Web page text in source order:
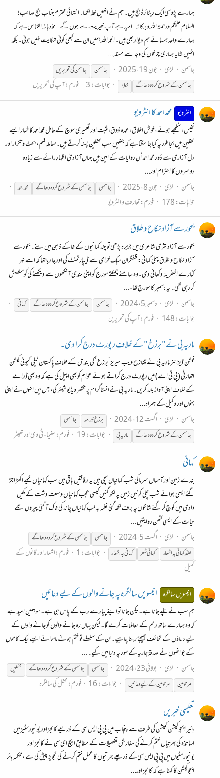
ہمارے پڑوسی ایک ریٹائرڈ جج ہیں۔ ہم نے انھیں خط لکھا۔ انتہائی محترم جناب جج صاحب!
السلام علیکم ورحمتہ اللہ وبرکاتہ۔ امید ہے آپ خیریت سے ہوں گے۔ مؤدبانہ التماس ہے کہ
ہمارے واحد ہمسائے ہم دیوار بھی ہیں۔ الحمد اللہ ہمیں ان سے کبھی کوئی شکایت نہیں ہوئی۔ بلکہ
انھیں شاید ہماری چرخوں کی وجہ سے مسئلہ...
جاسمن
لڑی جون 19، 2025 جاسمن جاسمنکی تحریریں
جاسمنکےشروعکردہدھاگے خط، جوابات: 3 فورم:آپ کی تحریریں
انٹرویو محمد احمد کا انٹرویو
نفیس، سُلجھے ہوئے،خوش اخلاق، عمدہ ذوق، مثبت اور تعمیری سوچ کے حامل محمداحمد کا شمار ایسے
محفلین میں بجا طور پہ کیا جا سکتا ہے کہ جنھیں سب محفلین پسند کرتے ہیں۔معاملہ فہم، بحث و تکرار اور
دل آزاری سے دُور محمد احمد اُن روایات کے امین ہیں جہاں آزادیٔ اظہارِ رائے سے زیادہ
دوسروں کا احترام اور...
جاسمن
لڑی جون 8، 2025 جاسمن جاسمنکےشروعکردہدھاگے محمد احمد
جوابات: 178 فورم:تعارف و انٹرویو
بحور سے آزاد نکاح و طلاق
بحور سے آزاد نثری شاعری میں جزیرہ پڑھی تو چند کہانیوں کے خاکے ذہن میں بنے۔ بحور سے
آزاد نکاح و طلاق پہلی کہانی: ظفگران سبک خرامی سے ڈیپارٹمنٹ کی اور جا رہا تھا کہ اسے نہر
کنارے اظفرینہ دکھائی دی۔ وہ سامنے چمکتے سورج کو اپنی مُندی آنکھوں سے دیکھنے کی کوشش
کر رہی تھی۔ یہ دسمبر کا سورج تھا،...
جاسمن
لڑی دسمبر 5، 2024 جاسمن جاسمنکےشروعکردہدھاگے کہانی
جوابات: 148 فورم:آپ کی تحریریں
ماریہ بی نے "برزخ" کے خلاف رپورٹ درج کرا دی۔
فیشن ڈیزائنر ماریہ بی نے متنازع ویب سیریز ’برزخ‘ کی بندش کے خلاف پاکستان ٹیلی کمیونی کیشن
اتھارٹی (پی ٹی اے) میں رپورٹ درج کراتے ہوئے عوام کو بھی اپیل کی ہے کہ وہ بھی ڈرامے
کے خلاف اپنی آواز بلند کریں۔ ماریہ بی نے انسٹاگرام پر مختصر ویڈیو شیئر کی، جس میں انہوں نے اپنی
بہنوں اور وکیل کے ہمراہ...
جاسمن
لڑی اگست 12، 2024 برزخ ڈرامہ
جاسمن
جاسمنکےشروعکردہدھاگے ماریہ بی جوابات: 19 فورم:سنیما، ٹی وی اور تھیٹر
کہانی
بندے زمین اور آسماں سرما کی شب کہانیاں سچی ہیں یہ رفاقتیں باقی ہیں سب کہانیاں خیمے اکھڑ اجڑ
گئے ایسی ہوائے شب چلی کرنیں زمیں پہ لکھ گئیں کیسی عجب کہانیاں وسعت دشت کے مکیں
وادی میں کوچ کر گئے شاخوں پہ برف لکھ گئی نغمہ بہ لب کہانیاں چاند کی خاک آ گئی پیروں تلے
حیات کے ایسی کٹھن روایتیں...
جاسمن
لڑی اگست 5، 2024 جاسمن جاسمنکےشروعکردہدھاگے
لفظ کہانی پہ اشعار
کہانی شعر کہانی پہ اشعار جوابات: 1 فورم:اشعار اور گانوں کے
کھیل
انیسویں سالگرہ انیسویں سالگرہ پہ جانے والوں کے لیے دعائیں
ہم سب نے چلے جانا ہے۔ لیکن جانا تو اپنے پیارے رب کے پاس ہی ہے۔ سو ہمیں امید ہے
کہ وہ ہمارے ساتھ رحم کے معاملات کرے گا۔ لیکن یہاں رہ جانے والوں کو جانے والوں کے
لیے دعاؤں کے تحائف بھیجتے رہنا چاہیے۔ ان کے سلسلے تو ختم ہوئے ماسوائے ایسے نیک کاموں
کے جو انھوں نے صدقۂ جاریہ کے طور پہ دنیا میں کیے۔...
جاسمن
لڑی جولائی 23، 2024 جاسمن جاسمنکےشروعکردہدھاگے
محفلیں
مرحومین
مرحومینکےلیے دعائیں جوابات: 16 فورم:محفل کی سالگرہ
تعلیمی خبریں
ہائیر ایجو کیشن کمیشن کی طرف سے پنجاب میں پی پی ایس سی کے ذریعے کالجز اور یونیورسٹیزمیں
اساتذہ کی بھرتیاں ختم کرنے کی سفارش تفصیلات کے مطابق ایچ ای سی نے کالجز اور
یونیورسٹیوں میں پی پی ایس سی کے ذریعے بھرتیوں کا عمل ختم کرنے کی تجویز پیش کی ہے ،محکمہ ہائر
ایجوکیشن کا کہنا ہے کہ کالجز اور...